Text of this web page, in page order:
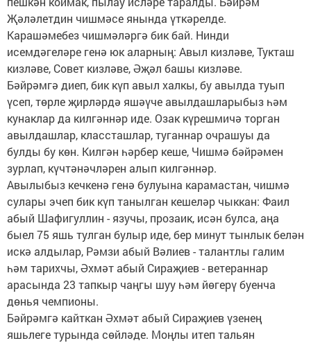
Җәләлетдин чишмәсе янында үткәрелде.
Карашәмебез чишмәләргә бик бай. Нинди
исемдәгеләре генә юк аларның: Авыл кизләве, Тукташ
кизләве, Совет кизләве, Әҗәл башы кизләве.
Бәйрәмгә диеп, бик күп авыл халкы, бу авылда туып
үсеп, төрле җирләрдә яшәүче авылдашларыбыз һәм
кунаклар да килгәннәр иде. Озак күрешмичә торган
авылдашлар, классташлар, туганнар очрашуы да
булды бу көн. Килгән һәрбер кеше, Чишмә бәйрәмен
зурлап, күчтәнәчләрен алып килгәннәр.
Авылыбыз кечкенә генә булуына карамастан, чишмә
сулары эчеп бик күп танылган кешеләр чыккан: Фаил
абый Шафигуллин - язучы, прозаик, исән булса, аңа
быел 75 яшь тулган булыр иде, бер минут тынлык белән
искә алдылар, Рәмзи абый Вәлиев - талантлы галим
һәм тарихчы, Әхмәт абый Сираҗиев - ветераннар
арасында 23 тапкыр чаңгы шуу һәм йөгерү буенча
дөнья чемпионы.
Бәйрәмгә кайткан Әхмәт абый Сираҗиев үзенең
яшьлеге турында сөйләде. Моңлы итеп тальян